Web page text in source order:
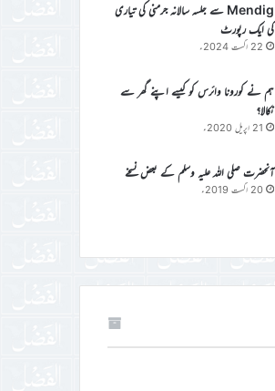
Mendig سے جلسہ سالانہ جرمنی کی تیاری
کی ایک رپورٹ
22 اگست 2024ء
ہم نے کورونا وائرس کو کیسے اپنے گھر سے
نکالا؟
21 اپریل 2020ء
آنحضرت صلی اللہ علیہ وسلم کے بعض نسخے
20 اگست 2019ء